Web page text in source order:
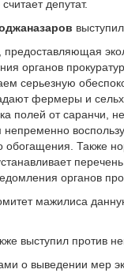
депутат.
органов
серьезную
фермеры и
полей от саранчи,
обогащения. Также
органов
мажилиса
выступил против
о выведении мер